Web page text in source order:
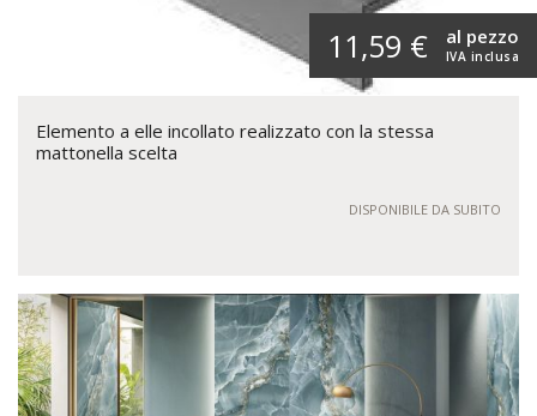
11,59 € IVA inclusa
al pezzo
Elemento a elle incollato realizzato con la stessa
mattonella scelta
DISPONIBILE DA SUBITO